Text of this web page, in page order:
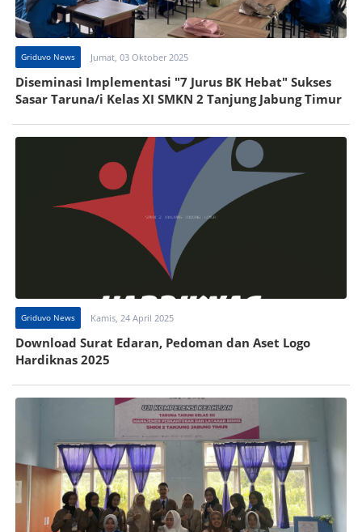
Griduvo News Jumat, 03 Oktober 2025
Diseminasi Implementasi "7 Jurus BK Hebat" Sukses
Sasar Taruna/i Kelas XI SMKN 2 Tanjung Jabung Timur
Griduvo News Kamis, 24 April 2025
Download Surat Edaran, Pedoman dan Aset Logo
Hardiknas 2025